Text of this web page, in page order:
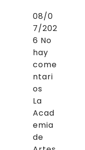
08/0
7/202
6 No
hay
come
ntari
os
La
Acad
emia
de